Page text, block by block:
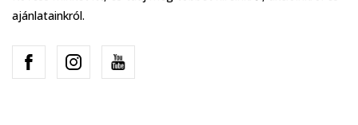
ajánlatainkról.